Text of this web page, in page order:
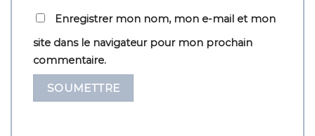
Enregistrer mon nom, mon e-mail et mon
site dans le navigateur pour mon prochain
commentaire.